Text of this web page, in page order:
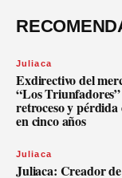
Juliaca
Exdirectivo del
“Los
retroceso y pérdida
en cinco años
Juliaca
Juliaca: Creador de